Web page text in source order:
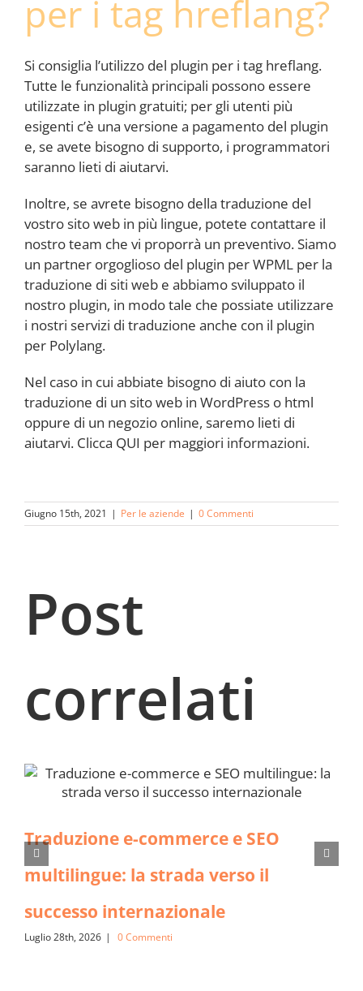
per i tag hreflang?
Si consiglia l’utilizzo del plugin per i tag hreflang.
Tutte le funzionalità principali possono essere
utilizzate in plugin gratuiti; per gli utenti più
esigenti c’è una versione a pagamento del plugin
e, se avete bisogno di supporto, i programmatori
saranno lieti di aiutarvi.
Inoltre, se avrete bisogno della traduzione del
vostro sito web in più lingue, potete contattare il
nostro team che vi proporrà un preventivo. Siamo
un partner orgoglioso del plugin per WPML per la
traduzione di siti web e abbiamo sviluppato il
nostro plugin, in modo tale che possiate utilizzare
i nostri servizi di traduzione anche con il plugin
per Polylang.
Nel caso in cui abbiate bisogno di aiuto con la
traduzione di un sito web in WordPress o html
oppure di un negozio online, saremo lieti di
aiutarvi. Clicca QUI per maggiori informazioni.
Giugno 15th, 2021 | Per le aziende | 0 Commenti
Post
correlati
Traduzione e-commerce e SEO
multilingue: la strada verso il
successo internazionale
Luglio 28th, 2026 | 0 Commenti